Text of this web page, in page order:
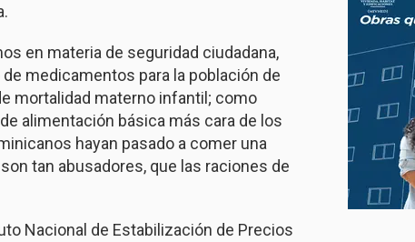
en materia de seguridad ciudadana,
medicamentos para la población de
mortalidad materno infantil; como
alimentación básica más cara de los
hayan pasado a comer una
tan abusadores, que las raciones de
Nacional de Estabilización de Precios